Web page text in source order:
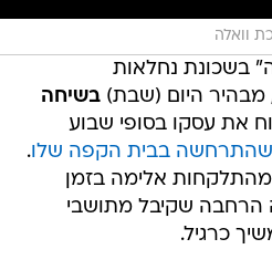
וואלה
בשכונת נחלאות
מבהיר היום (שבת)בשיחה
את עסקו בסופי שבוע
שהתרחשה בבית הקפה שלו.
אלימה בזמן
הרחבה שקיבל מתושבי
כרגיל.